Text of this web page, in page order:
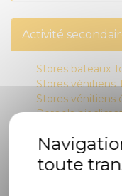
Activité
Stores bateaux
Stores vénitiens
Stores vénitiens
Pergola
Store zip
Carport
Store enrouleur